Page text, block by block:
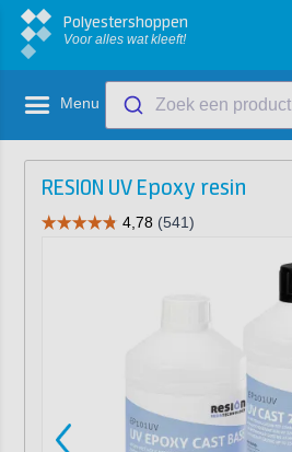
Polyestershoppen
Voor alles wat kleeft!
Menu Zoek een
RESION UV Epoxy resin